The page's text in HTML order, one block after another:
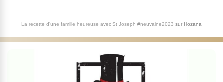
La recette d'une famille heureuse avec St Joseph #neuvaine2023 sur Hozana